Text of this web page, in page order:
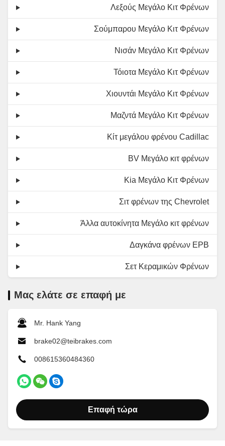
Λεξούς Μεγάλο Κιτ Φρένων
Σούμπαρου Μεγάλο Κιτ Φρένων
Νισάν Μεγάλο Κιτ Φρένων
Τόιοτα Μεγάλο Κιτ Φρένων
Χιουντάι Μεγάλο Κιτ Φρένων
Μαζντά Μεγάλο Κιτ Φρένων
Κίτ μεγάλου φρένου Cadillac
ΒV Μεγάλο κιτ φρένων
Kia Μεγάλο Κιτ Φρένων
Σιτ φρένων της Chevrolet
Άλλα αυτοκίνητα Μεγάλο κιτ φρένων
Δαγκάνα φρένων EPB
Σετ Κεραμικών Φρένων
Μας ελάτε σε επαφή με
Mr. Hank Yang
brake02@teibrakes.com
008615360484360
Επαφή τώρα